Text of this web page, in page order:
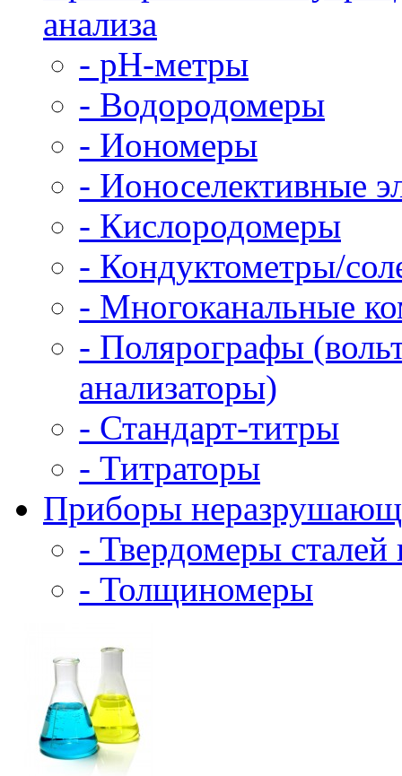
анализа
- pH-метры
- Водородомеры
- Иономеры
- Ионоселективные
- Кислородомеры
- Кондуктометры/
- Многоканальные
- Полярографы
анализаторы)
- Стандарт-титры
- Титраторы
Приборы
- Твердомеры сталей
- Толщиномеры